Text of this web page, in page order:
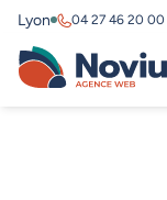
Lyon 04 27 46 20 00